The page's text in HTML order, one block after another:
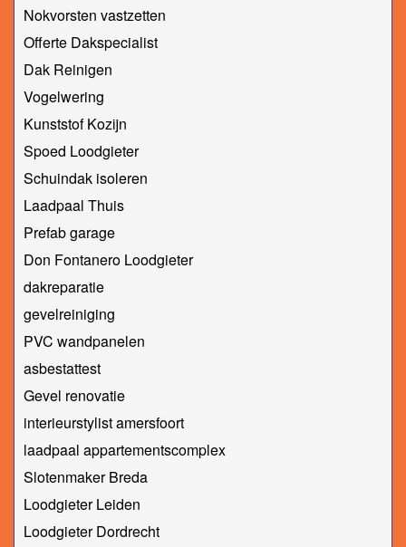
Nokvorsten vastzetten
Offerte Dakspecialist
Dak Reinigen
Vogelwering
Kunststof Kozijn
Spoed Loodgieter
Schuindak isoleren
Laadpaal Thuis
Prefab garage
Don Fontanero Loodgieter
dakreparatie
gevelreiniging
PVC wandpanelen
asbestattest
Gevel renovatie
interieurstylist amersfoort
laadpaal appartementscomplex
Slotenmaker Breda
Loodgieter Leiden
Loodgieter Dordrecht